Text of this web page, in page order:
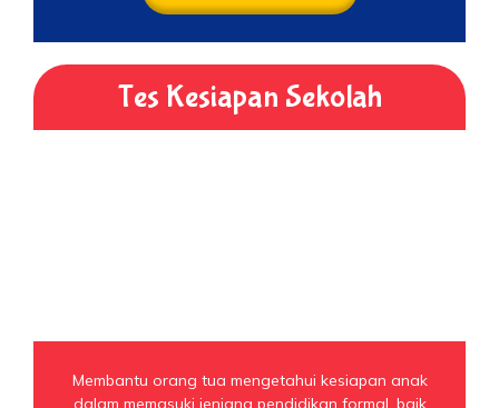
Tes Kesiapan Sekolah
Membantu orang tua mengetahui kesiapan anak
dalam memasuki jenjang pendidikan formal, baik